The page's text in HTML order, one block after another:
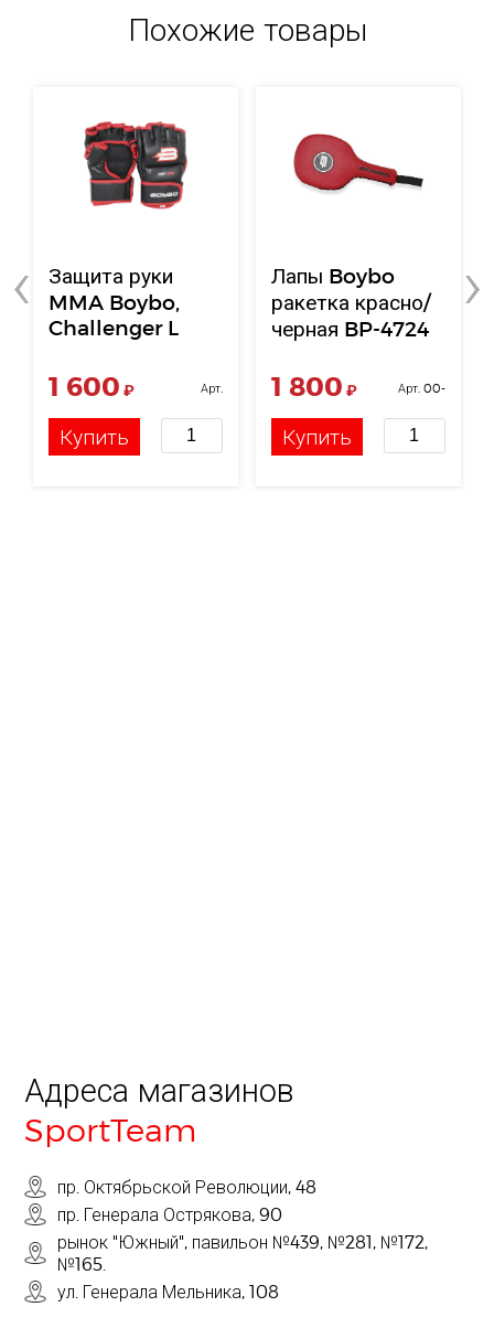
Похожие товары
Защита руки
MMA Boybo,
Challenger L
1 600 ₽
Арт.
Купить
Лапы Boybo
ракетка красно/
черная BP-4724
1 800 ₽
Арт. 00-
Купить
‹ ›
Адреса магазинов
SportTeam
пр. Октябрьской Революции, 48
пр. Генерала Острякова, 90
рынок "Южный", павильон №439, №281, №172,
№165.
ул. Генерала Мельника, 108